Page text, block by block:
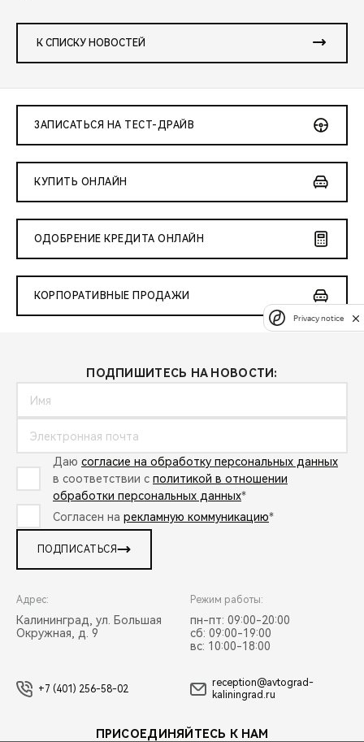
К СПИСКУ НОВОСТЕЙ
ЗАПИСАТЬСЯ НА ТЕСТ-ДРАЙВ
КУПИТЬ ОНЛАЙН
ОДОБРЕНИЕ КРЕДИТА ОНЛАЙН
КОРПОРАТИВНЫЕ ПРОДАЖИ
ПОДПИШИТЕСЬ НА НОВОСТИ:
Даю согласие на обработку персональных данных
в соответствии с политикой в отношении
обработки персональных данных*
Согласен на рекламную коммуникацию*
ПОДПИСАТЬСЯ
Адрес:
Калининград, ул. Большая
Окружная, д. 9
Режим работы:
пн-пт: 09:00-20:00
сб: 09:00-19:00
вс: 10:00-18:00
+7 (401) 256-58-02
reception@avtograd-
kaliningrad.ru
ПРИСОЕДИНЯЙТЕСЬ К НАМ
Privacy notice